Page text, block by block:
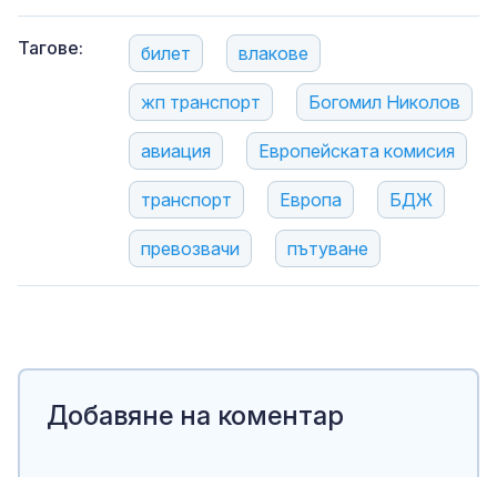
Тагове: билет влакове
жп транспорт Богомил Николов
авиация Европейската комисия
транспорт Европа БДЖ
превозвачи пътуване
Добавяне на коментар